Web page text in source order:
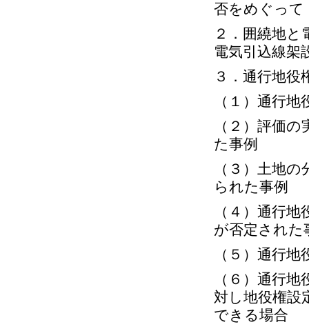
否をめぐって
２．囲繞地
電気引込線架
３．通行地役
（１）通行
（２）評価
た事例
（３）土地
られた事例
（４）通行
が否定された
（５）通行
（６）通行
対し地役権設
できる場合